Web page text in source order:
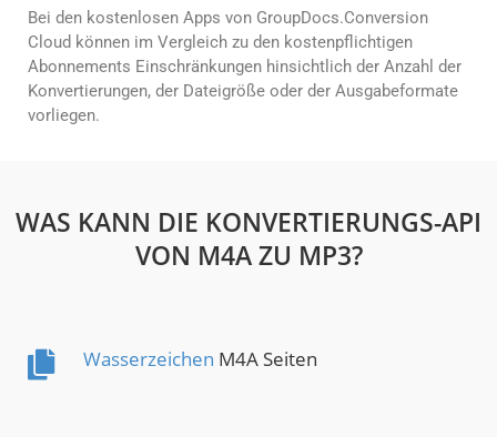
Bei den kostenlosen Apps von GroupDocs.Conversion
Cloud können im Vergleich zu den kostenpflichtigen
Abonnements Einschränkungen hinsichtlich der Anzahl der
Konvertierungen, der Dateigröße oder der Ausgabeformate
vorliegen.
WAS KANN DIE KONVERTIERUNGS-API
VON M4A ZU MP3?
Wasserzeichen M4A Seiten